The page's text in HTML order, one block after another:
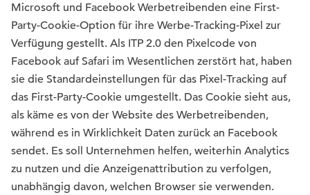
Microsoft und Facebook Werbetreibenden eine First-
Party-Cookie-Option für ihre Werbe-Tracking-Pixel zur
Verfügung gestellt. Als ITP 2.0 den Pixelcode von
Facebook auf Safari im Wesentlichen zerstört hat, haben
sie die Standardeinstellungen für das Pixel-Tracking auf
das First-Party-Cookie umgestellt. Das Cookie sieht aus,
als käme es von der Website des Werbetreibenden,
während es in Wirklichkeit Daten zurück an Facebook
sendet. Es soll Unternehmen helfen, weiterhin Analytics
zu nutzen und die Anzeigenattribution zu verfolgen,
unabhängig davon, welchen Browser sie verwenden.